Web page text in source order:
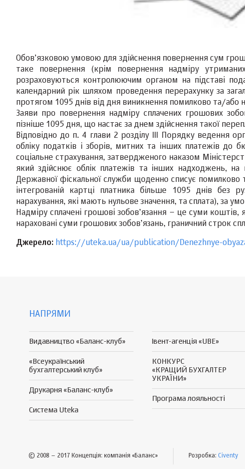
Обов’язковою умовою для здійснення повернення сум
таке повернення (крім повернення надміру
розраховуються контролюючим органом на підставі
календарний рік шляхом проведення перерахунку за
протягом 1095 днів від дня виникнення помилково та/або
Заяви про повернення надміру сплачених грошових
пізніше 1095 дня, що настає за днем здійснення такої
Відповідно до п. 4 глави 2 розділу ІІI Порядку ведення
обліку податків і зборів, митних та інших платежів до
соціальне страхування, затвердженого наказом
який здійснює облік платежів та інших надходжень, на
Державної фіскальної служби щоденно списує помилково
інтегрованій картці платника більше 1095 днів без
нарахування, які мають нульове значення, та сплата), за
Надміру сплачені грошові зобов’язання – це суми
нараховані суми грошових зобов’язань, граничний строк
Джерело: https://uteka.ua/ua/publication/Denezhnye-
НАПРЯМИ
Видавництво «Баланс-клуб»
«Всеукраїнський
бухгалтерський клуб»
Друкарня «Баланс-клуб»
Система Uteka
Івент-агенція «UBE»
КОНКУРС
«КРАЩИЙ БУХГАЛТЕР
УКРАЇНИ»
Програма лояльності
© 2008 – 2017 Концепція: компанія «Баланс» Розробка: Civenty